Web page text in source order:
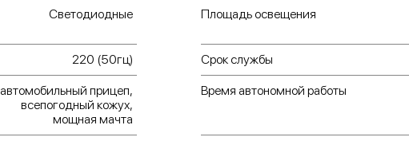
Отметим и широкий
осветительная станция
может быть оснащена:
Светодиодные Площадь освещения
220 (50гц) Срок службы
автомобильный прицеп,
всепогодный кожух,
мощная мачта
Время автономной работы